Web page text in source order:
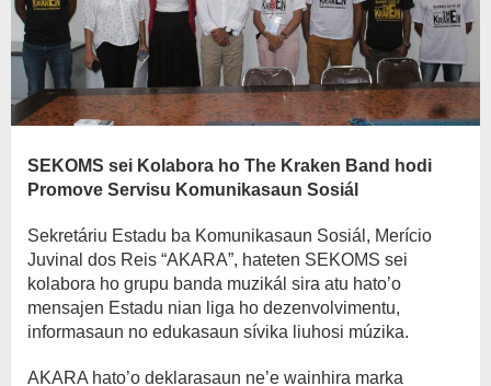
SEKOMS sei Kolabora ho The Kraken Band hodi
Promove Servisu Komunikasaun Sosiál
Sekretáriu Estadu ba Komunikasaun Sosiál, Merício
Juvinal dos Reis “AKARA”, hateten SEKOMS sei
kolabora ho grupu banda muzikál sira atu hato’o
mensajen Estadu nian liga ho dezenvolvimentu,
informasaun no edukasaun sívika liuhosi múzika.
AKARA hato’o deklarasaun ne’e wainhira marka